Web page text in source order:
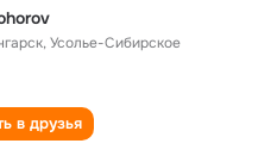
Усолье-Сибирское
в друзья